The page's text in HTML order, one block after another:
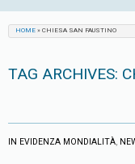
HOME » CHIESA SAN FAUSTINO
TAG ARCHIVES:
IN EVIDENZA MONDIALITÀ,